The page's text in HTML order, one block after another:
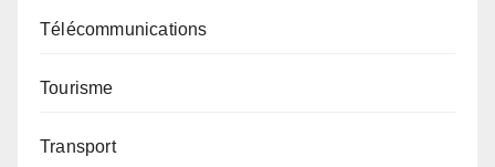
Télécommunications
Tourisme
Transport